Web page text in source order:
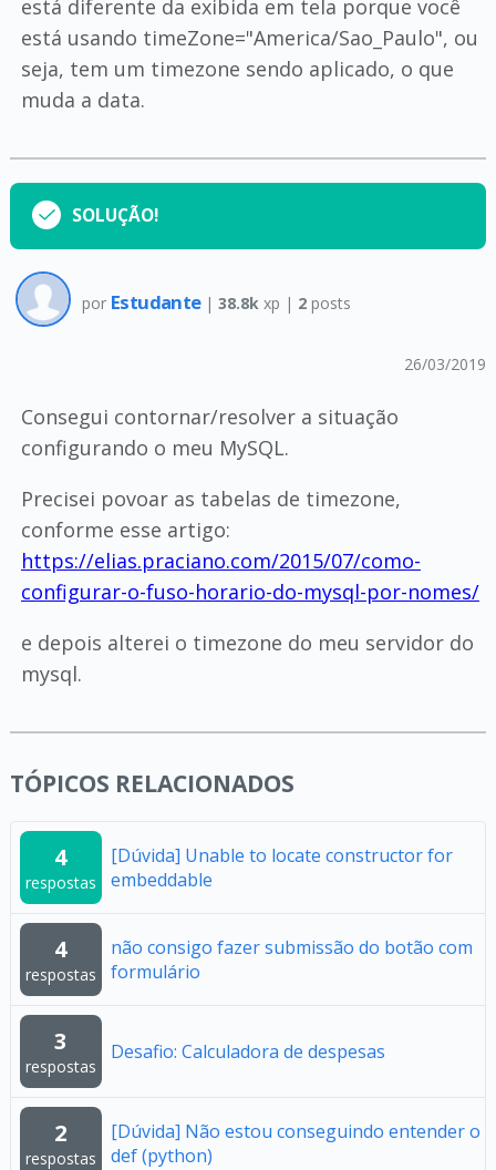
está diferente da exibida em tela porque você
está usando timeZone="America/Sao_Paulo", ou
seja, tem um timezone sendo aplicado, o que
muda a data.
SOLUÇÃO!
por Estudante | 38.8k xp | 2posts
26/03/2019
Consegui contornar/resolver a situação
configurando o meu MySQL.
Precisei povoar as tabelas de timezone,
conforme esse artigo:
https://elias.praciano.com/2015/07/como-
configurar-o-fuso-horario-do-mysql-por-nomes/
e depois alterei o timezone do meu servidor do
mysql.
TÓPICOS RELACIONADOS
4
respostas
[Dúvida] Unable to locate constructor for
embeddable
4
respostas
não consigo fazer submissão do botão com
formulário
3
respostas
Desafio: Calculadora de despesas
2
respostas
[Dúvida] Não estou conseguindo entender o
def (python)